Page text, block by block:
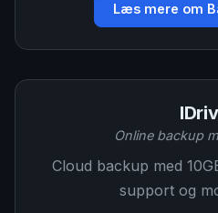
Læs mere om
Online backup
Cloud backup med
support og